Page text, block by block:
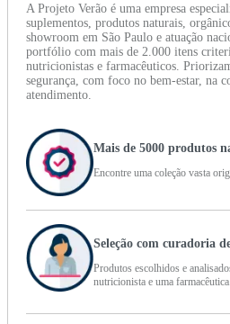
A Projeto Verão é uma empresa
suplementos, produtos naturais,
showroom em São Paulo e atuação
portfólio com mais de 2.000 itens
nutricionistas e farmacêuticos.
segurança, com foco no bem-estar, na
atendimento.
Mais de 5000 produtos
Encontre uma coleção vasta
Seleção com curadoria
Produtos escolhidos e
nutricionista e uma farmacêutica.